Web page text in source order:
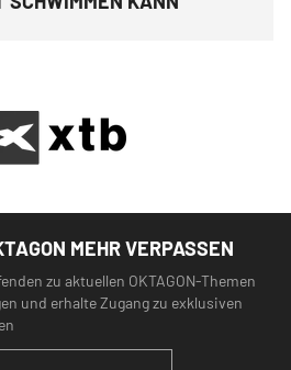
MEHR VERPASSEN
zu aktuellen OKTAGON-Themen
und erhalte Zugang zu exklusiven